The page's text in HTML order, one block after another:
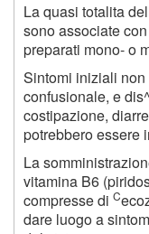
La quasi totalita
sono associate
preparati mono- o
Sintomi iniziali
confusionale, e
costipazione,
potrebbero essere
La
vitamina B6
compresse di C
dare luogo a